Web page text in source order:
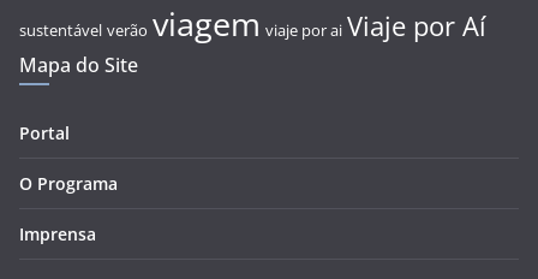
sustentável verão viagem viaje por ai Viaje por Aí
Mapa do Site
Portal
O Programa
Imprensa